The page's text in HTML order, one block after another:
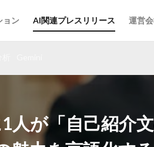
ョン AI関連プレスリリース 運営
人が「自己紹介